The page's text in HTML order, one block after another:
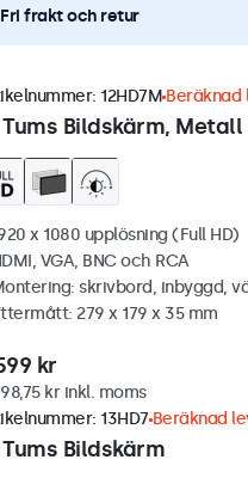
Fri frakt och retur
Tums Bildskärm, Metall
12HD7M Beräknad
x 1080 upplösning (Full HD)
VGA, BNC och RCA
skrivbord, inbyggd,
279 x 179 x 35 mm
kr
kr inkl. moms
Tums Bildskärm
13HD7 Beräknad